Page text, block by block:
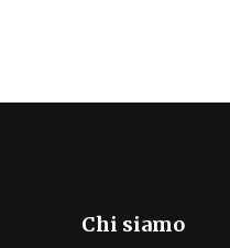
Chi siamo